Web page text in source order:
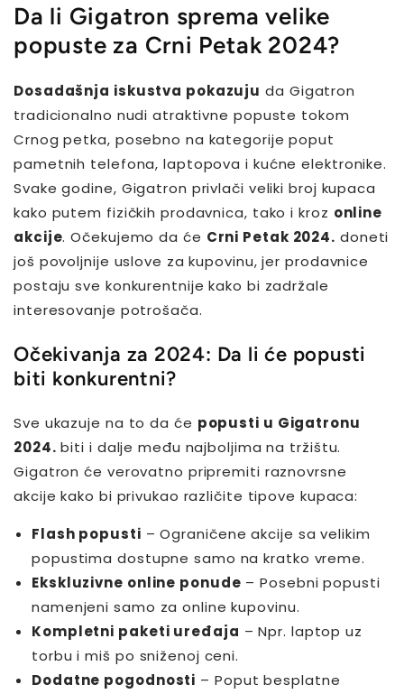
Da li Gigatron sprema velike
popuste za Crni Petak 2024?
Dosadašnja iskustva pokazuju da Gigatron
tradicionalno nudi atraktivne popuste tokom
Crnog petka, posebno na kategorije poput
pametnih telefona, laptopova i kućne elektronike.
Svake godine, Gigatron privlači veliki broj kupaca
kako putem fizičkih prodavnica, tako i kroz online
akcije. Očekujemo da će Crni Petak 2024. doneti
još povoljnije uslove za kupovinu, jer prodavnice
postaju sve konkurentnije kako bi zadržale
interesovanje potrošača.
Očekivanja za 2024: Da li će popusti
biti konkurentni?
Sve ukazuje na to da će popusti u Gigatronu
2024. biti i dalje među najboljima na tržištu.
Gigatron će verovatno pripremiti raznovrsne
akcije kako bi privukao različite tipove kupaca:
Flash popusti – Ograničene akcije sa velikim
popustima dostupne samo na kratko vreme.
Ekskluzivne online ponude – Posebni popusti
namenjeni samo za online kupovinu.
Kompletni paketi uređaja – Npr. laptop uz
torbu i miš po sniženoj ceni.
Dodatne pogodnosti – Poput besplatne